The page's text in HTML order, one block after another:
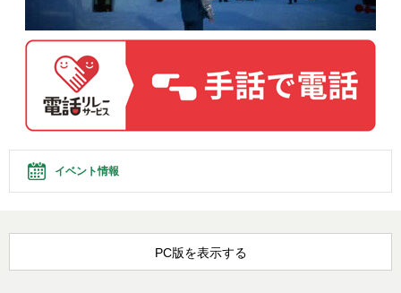
イベント情報
PC版を表示する